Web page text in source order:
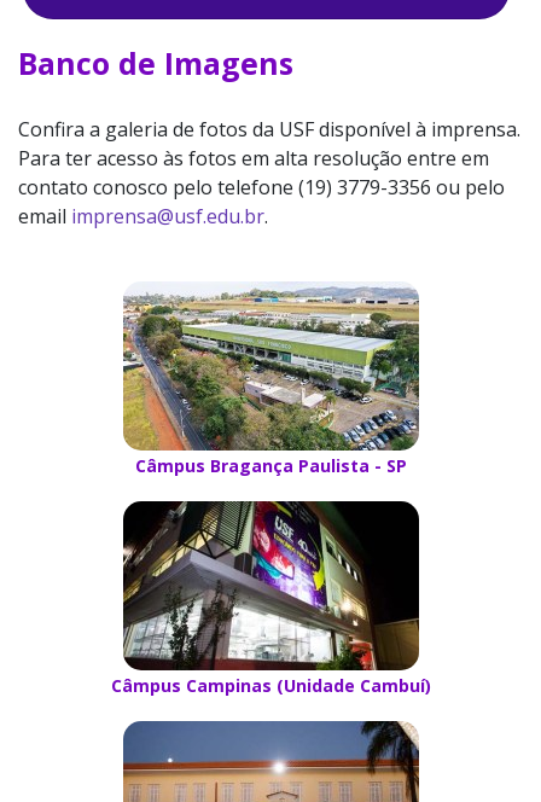
Banco de Imagens
Confira a galeria de fotos da USF disponível à imprensa.
Para ter acesso às fotos em alta resolução entre em
contato conosco pelo telefone (19) 3779-3356 ou pelo
email imprensa@usf.edu.br.
Câmpus Bragança Paulista - SP
Câmpus Campinas (Unidade Cambuí)